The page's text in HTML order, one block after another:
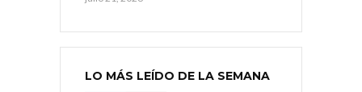
LO MÁS LEÍDO DE LA SEMANA